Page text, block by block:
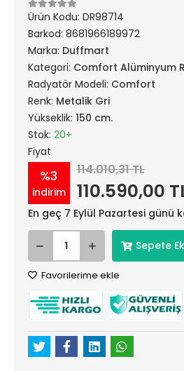
Ürün Kodu: DR98714
Barkod: 8681966189972
Marka: Duffmart
Kategori: Comfort Alüminyum
Radyatör Modeli: Comfort
Renk: Metalik Gri
Yükseklik: 150 cm.
Stok: 20+
Fiyat
%3
indirim
114.010,31 TL
110.590,00
En geç 7 Eylül Pazartesi günü
Sepete
Favorilerime ekle